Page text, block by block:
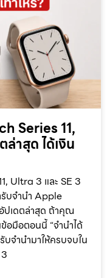
Series 11,
าสุด ได้เงิน
Ultra 3 และ SE 3
บจำนำ Apple
ปเดตล่าสุด ถ้าคุณ
มือตอนนี้ “จำนำได้
บจำนำมาให้ครบจบใน